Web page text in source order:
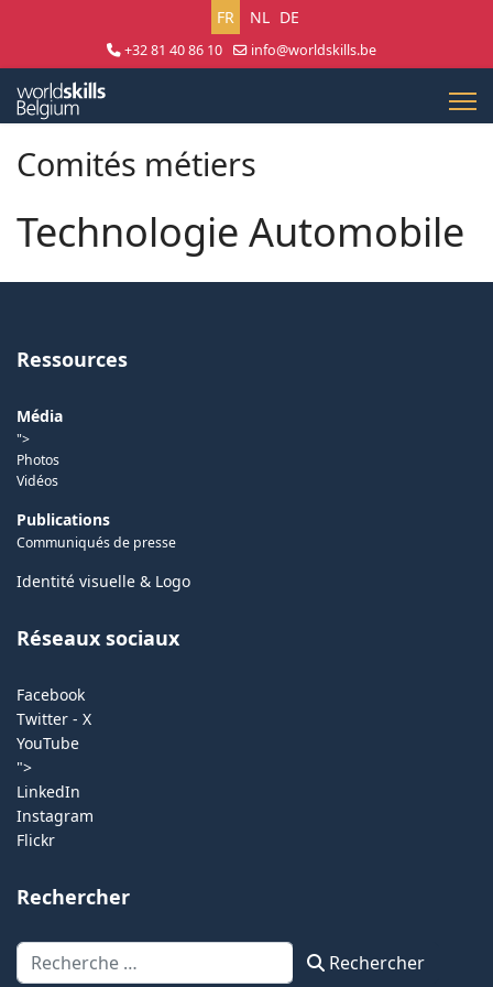
Sélectionnez votre langue
FR NL DE
+32 81 40 86 10
info@worldskills.be
Comités métiers
Technologie Automobile
Ressources
Média
">
Photos
Vidéos
Publications
Communiqués de presse
Identité visuelle & Logo
Réseaux sociaux
Facebook
Twitter - X
YouTube
">
LinkedIn
Instagram
Flickr
Rechercher
Rechercher Rechercher